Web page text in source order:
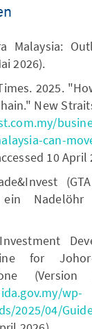
Malaysia:
2026).
2025.
New
can-
10 April
Nadelöhr
for Johor-
wp-
2025/04/